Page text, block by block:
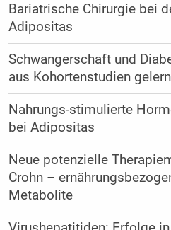
Bariatrische Chirurgie bei
Adipositas
Schwangerschaft und
aus Kohortenstudien
Nahrungs-stimulierte
bei Adipositas
Neue potenzielle
Crohn –
Metabolite